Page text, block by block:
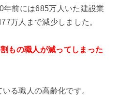
年前には685万人いた建設業
万人まで減少しました。
もの職人が減ってしまった
る職人の高齢化です。